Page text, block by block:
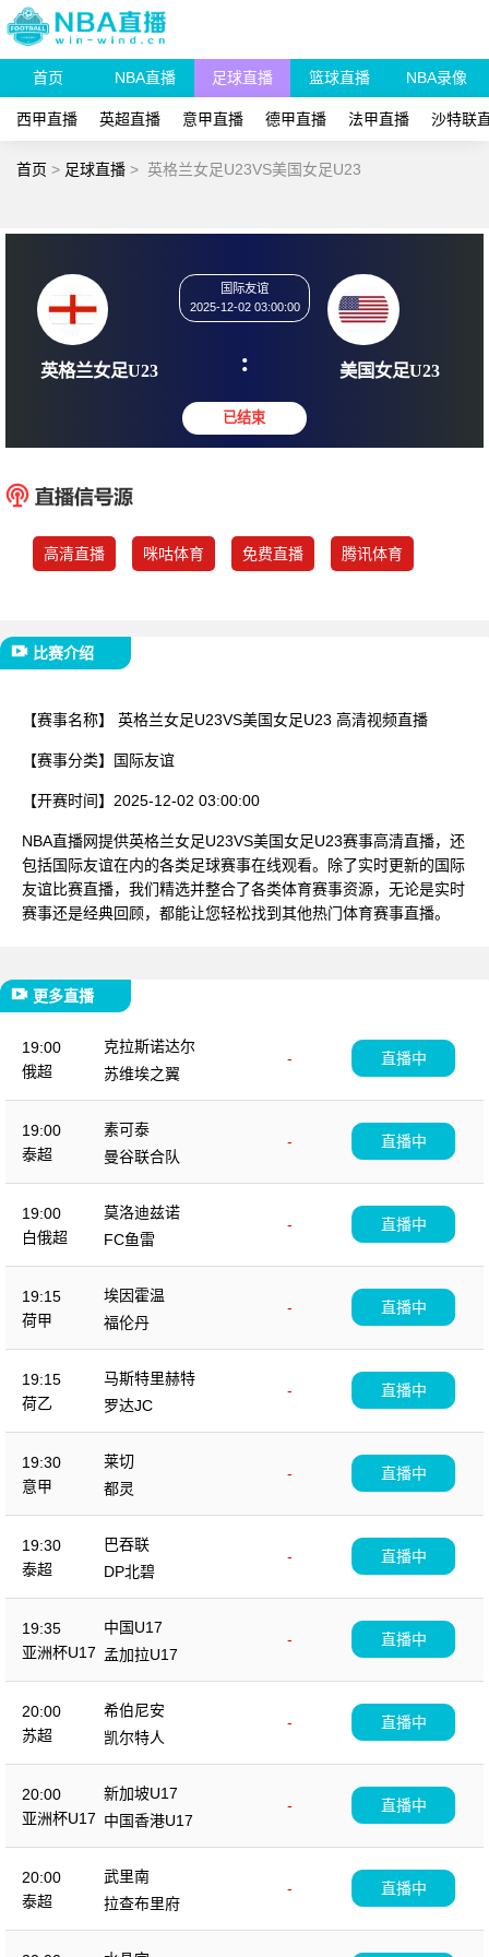
首页 NBA直播 足球直播 篮球直播 NBA录像
西甲直播 英超直播 意甲直播 德甲直播 法甲直播 沙特联
首页 > 足球直播 > 英格兰女足U23VS美国女足U23
英格兰女足U23
2025-12-02 03:00:00
: 美国女
高清直播 咪咕体育 免费直播 腾讯体育
比赛介绍
【赛事名称】 英格兰女足U23VS美国女足U23 高清视频直播
【赛事分类】 国际友谊
【开赛时间】 2025-12-02 03:00:00
NBA直播网提供英格兰女足U23VS美国女足U23赛事高清直播，还
包括国际友谊在内的各类足球赛事在线观看。除了实时更新的国际
友谊比赛直播，我们精选并整合了各类体育赛事资源，无论是实时
赛事还是经典回顾，都能让您轻松找到其他热门体育赛事直播。
更多直播
19:00
俄超
克拉斯诺达尔
-
苏维埃之翼
直播中
19:00
泰超
素可泰
-
曼谷联合队
直播中
19:00
白俄超
莫洛迪兹诺
-
FC鱼雷
直播中
19:15
荷甲
埃因霍温
-
福伦丹
直播中
19:15
荷乙
马斯特里赫特
-
罗达JC
直播中
19:30
意甲
莱切
-
都灵
直播中
19:30
泰超
巴吞联
-
DP北碧
直播中
19:35
亚洲杯U17
中国U17
-
孟加拉U17
直播中
20:00
苏超
希伯尼安
-
凯尔特人
直播中
20:00
亚洲杯U17
新加坡U17
-
中国香港U17
直播中
20:00
泰超
武里南
-
拉查布里府
直播中